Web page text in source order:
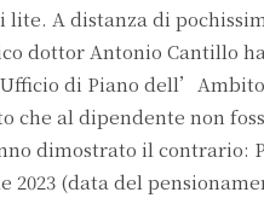
lite. A distanza di
dottor Antonio Cantillo
di Piano
che al dipendente non
dimostrato il contrario:
2023 (data del